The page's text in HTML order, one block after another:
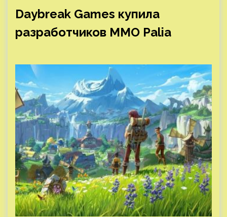
Daybreak Games купила
разработчиков ММО Palia